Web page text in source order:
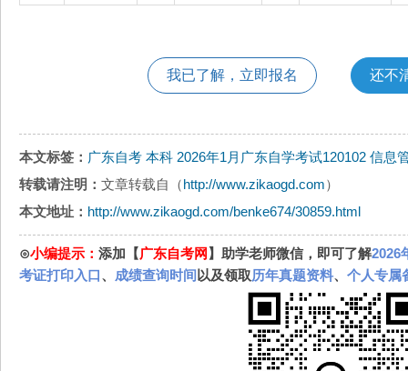
我已了解，立即报名 还不
本文标签： 广东自考 本科 2026年1月广东自学考试120102 信息
转载请注明： 文章转载自（http://www.zikaogd.com）
本文地址： http://www.zikaogd.com/benke674/30859.html
⊙小编提示： 添加【广东自考网 】助学老师微信，即可了解2026
考证打印入口、 成绩查询时间 以及领取历年真题资料、 个人专属